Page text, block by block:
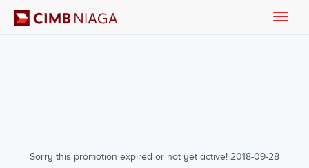
Sorry this promotion expired or not yet active! 2018-09-28
Toggle